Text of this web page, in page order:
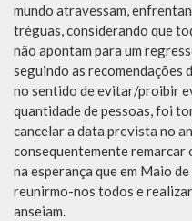
mundo atravessam,
tréguas, considerando que
não apontam para um
seguindo as recomendações
no sentido de evitar/proibir
quantidade de pessoas, foi
cancelar a data prevista no
consequentemente remarcar
na esperança que em Maio
reunirmo-nos todos e
anseiam.